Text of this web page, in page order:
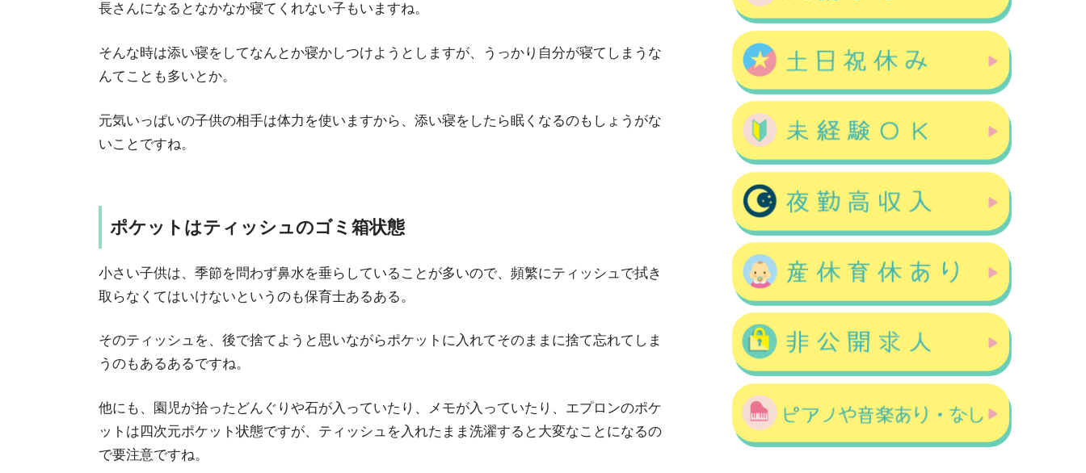
長さんになるとなかなか寝てくれない子もいますね。
そんな時は添い寝をしてなんとか寝かしつけようとしますが、うっかり自分が寝てしまうな
んてことも多いとか。
元気いっぱいの子供の相手は体力を使いますから、添い寝をしたら眠くなるのもしょうがな
いことですね。
ポケットはティッシュのゴミ箱状態
小さい子供は、季節を問わず鼻水を垂らしていることが多いので、頻繁にティッシュで拭き
取らなくてはいけないというのも保育士あるある。
そのティッシュを、後で捨てようと思いながらポケットに入れてそのままに捨て忘れてしま
うのもあるあるですね。
他にも、園児が拾ったどんぐりや石が入っていたり、メモが入っていたり、エプロンのポケ
ットは四次元ポケット状態ですが、ティッシュを入れたまま洗濯すると大変なことになるの
で要注意ですね。